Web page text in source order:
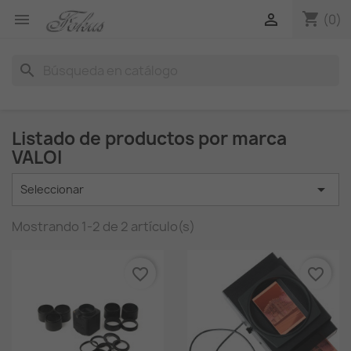
 shopping_cart (0)

search
Listado de productos por marca
VALOI
Seleccionar 
Mostrando 1-2 de 2 artículo(s)
favorite_border favorite_border